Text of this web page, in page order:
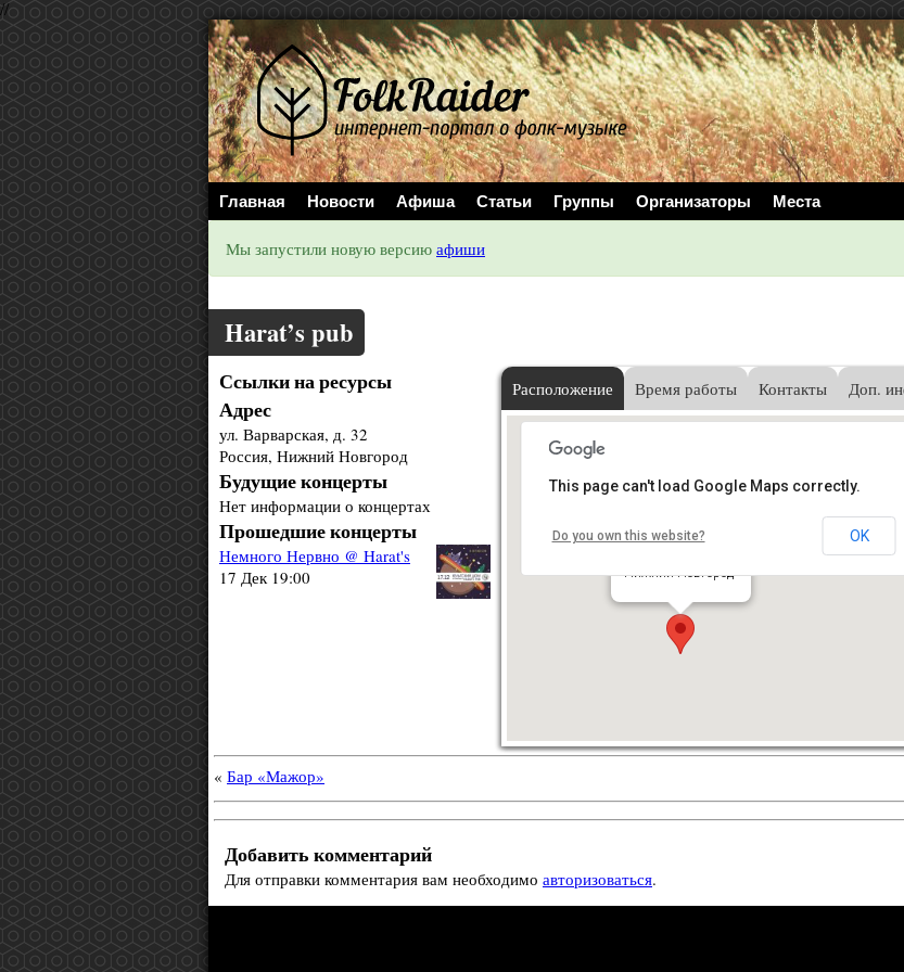
//
Главная Новости Афиша Статьи Группы Организаторы Места
Мы запустили новую версию афиши
Harat’s pub
Ссылки на ресурсы
Адрес
ул. Варварская, д. 32
Россия, Нижний Новгород
Будущие концерты
Нет информации о концертах
Прошедшие концерты
Немного Нервно @ Harat's
17 Дек 19:00
Расположение Время работы Контакты Доп.
Harat’s pub
Нижний Новгород
This page can't load Google Maps correctly.
Do you own this website? OK
« Бар «Мажор»
Добавить комментарий
Для отправки комментария вам необходимо авторизоваться.